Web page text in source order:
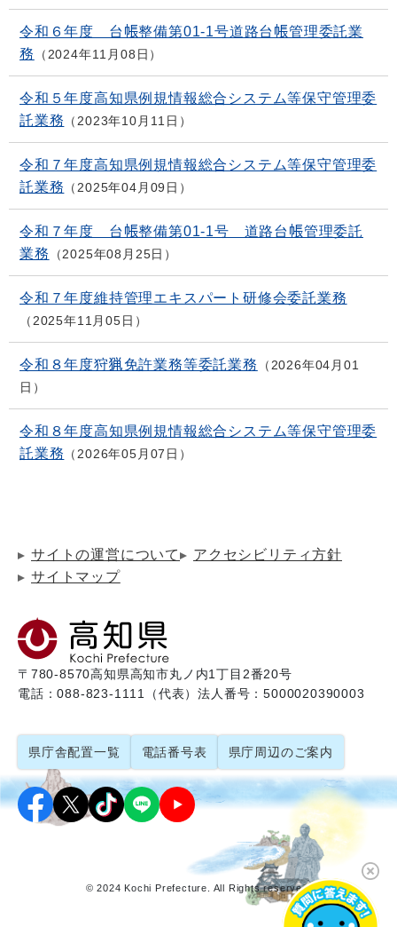
令和６年度 台帳整備第01-1号道路台帳管理委託業
務
2024年11月08日
令和５年度高知県例規情報総合システム等保守管理委
託業務
2023年10月11日
令和７年度高知県例規情報総合システム等保守管理委
託業務
2025年04月09日
令和７年度 台帳整備第01-1号 道路台帳管理委託
業務
2025年08月25日
令和７年度維持管理エキスパート研修会委託業務
2025年11月05日
令和８年度狩猟免許業務等委託業務
2026年04月01
日
令和８年度高知県例規情報総合システム等保守管理委
託業務
2026年05月07日
サイトの運営について
アクセシビリティ方針
サイトマップ
〒780-8570高知県高知市丸ノ内1丁目2番20号
電話：088-823-1111（代表）法人番号：5000020390003
県庁舎配置一覧 電話番号表 県庁周辺のご案内
© 2024 Kochi Prefecture. All Rights reserved.